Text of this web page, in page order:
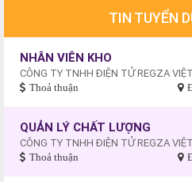
TIN TUYỂN
NHÂN VIÊN KHO
CÔNG TY TNHH ĐIỆN TỬ REGZA
Thoả thuận
QUẢN LÝ CHẤT LƯỢNG
CÔNG TY TNHH ĐIỆN TỬ REGZA
Thoả thuận